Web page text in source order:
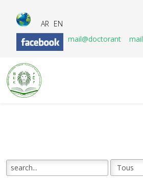
AR EN
mail@doctorant